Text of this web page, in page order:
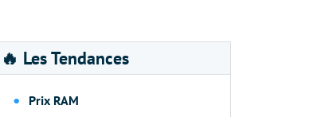
🔥 Les Tendances
Prix RAM